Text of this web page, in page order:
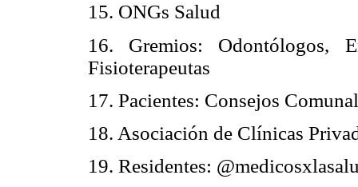
15. ONGs Salud
16. Gremios: Odontólogos,
Fisioterapeutas
17. Pacientes: Consejos
18. Asociación de Clínicas
19. Residentes: